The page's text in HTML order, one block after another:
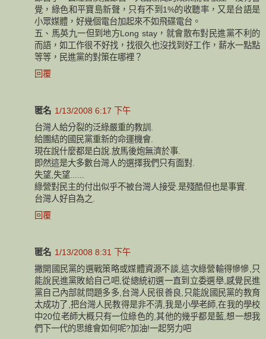
覺，綠色和平寶島新聲，只有不到1%的收聽率，又是台語是
小眾媒體，好幾個電台加起來不如飛碟電台。
五、馬英九一但到地方Long stay，就會散布對民進黨不利的
而語，如工作很不好找，找很久也沒找到好工作，薪水一點點
等等，民進黨的對策在哪裡？
回覆
匿名 1/13/2008 6:17 下午
台灣人給分裂的泛綠嚴重的教訓.
給團結的國民黨重新的命運機會.
現在說什麼都是白說.放馬後炮無濟於事.
即然這是大多數台灣人的選擇我們只有面對.
失望,失望......
綠營對民主的付出似乎不被台灣人接受.是殘酷但也是事實.
台灣人好自為之.
回覆
匿名 1/13/2008 8:31 下午
撇開國民黨的選戰策略或媒體資源不談,這次綠營輸得慘慘,只
能說民進黨敗給自己吧,從總統初選一直到立委選舉,感覺民進
黨自己內部就問題多多,台灣人民很善良,只能說國民黨的教育
太成功了,把台灣人民教得是非不清,我是小學老師,在我的學校
中20位老師大概只有一位綠色的,其他的幾乎都是藍,想一想我
們下一代的思維會如何呢?加油!一起努力吧